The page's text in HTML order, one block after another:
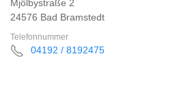
Mjölbystraße 2
24576 Bad Bramstedt
Telefonnummer
04192 / 8192475